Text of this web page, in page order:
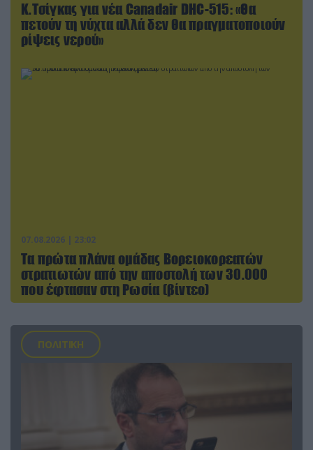
Κ.Τσίγκας για νέα Canadair DHC-515: «Θα
πετούν τη νύχτα αλλά δεν θα πραγματοποιούν
ρίψεις νερού»
07.08.2026 | 23:02
Τα πρώτα πλάνα ομάδας Βορειοκορεατών
στρατιωτών από την αποστολή των 30.000
που έφτασαν στη Ρωσία (βίντεο)
ΠΟΛΙΤΙΚΗ